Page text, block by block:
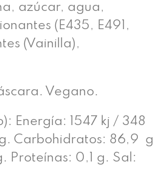
azúcar, agua,
(E435, E491,
(Vainilla),
Vegano.
Energía: 1547 kj / 348
Carbohidratos: 86,9 g
Proteínas: 0,1 g. Sal: